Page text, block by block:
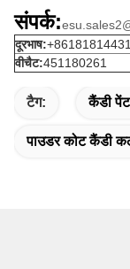
संपर्क:
दूरभाष:
वीचैट:451180261
टैग: कैंडी
पाउडर कोट कैंडी